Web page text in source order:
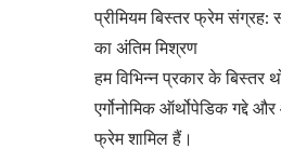
प्रीमियम बिस्तर फ्रेम संग्रह:
का अंतिम मिश्रण
हम विभिन्न प्रकार के बिस्तर
एर्गोनोमिक ऑर्थोपेडिक गद्दे
फ्रेम शामिल हैं।